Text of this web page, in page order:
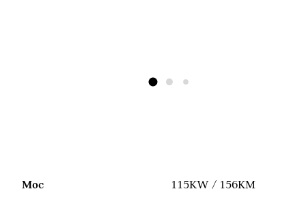
Moc 115KW / 156KM